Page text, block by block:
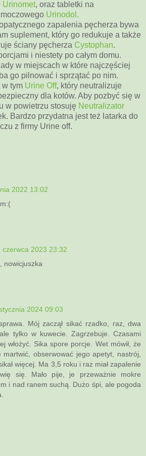
Urinomet, oraz tabletki na
Urinodol.
zapalenia pęcherza bywa
suplement, który go redukuje a także
ściany pęcherza Cystophan.
i niestety po całym domu.
w miejscach w które najczęściej
go pilnować i sprzątać po nim.
w tym Urine Off, który neutralizuje
dla kotów. Aby pozbyć się w
w powietrzu stosuję Neutralizator
Bardzo przydatna jest też latarka do
z firmy Urine off.
2022 13:02
czerwca 2023 23:32
nowicjuszka
2024 09:03
Mój zaczął sikać rzadko, raz, dwa
tylko w kuwecie. Zagrzebuje. Czasami
włożyć. Sika spore porcje. Wet mówił, że
obserwować jego apetyt, nastrój,
więcej. Ma 3,5 roku i raz miał zapalenie
się. Mało pije, je przeważnie mokre
i nad ranem suchą. Dużo śpi, ale pogoda